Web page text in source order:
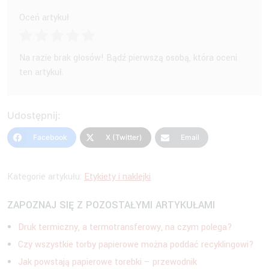
Oceń artykuł
Na razie brak głosów! Bądź pierwszą osobą, która oceni
ten artykuł.
Udostępnij:
Facebook X (Twitter) Email
Kategorie artykułu: Etykiety i naklejki
ZAPOZNAJ SIĘ Z POZOSTAŁYMI ARTYKUŁAMI
Druk termiczny, a termotransferowy, na czym polega?
Czy wszystkie torby papierowe można poddać recyklingowi?
Jak powstają papierowe torebki – przewodnik